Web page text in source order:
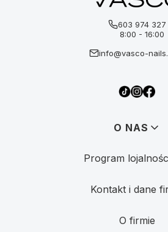
603 974 327
8:00 - 16:00
info@vasco-
O NAS
Program
Kontakt i dane
O firmie